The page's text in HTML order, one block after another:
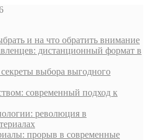
и на что обратить внимание
дистанционный формат в
выбора выгодного
современный подход к
революция в
прорыв в современные